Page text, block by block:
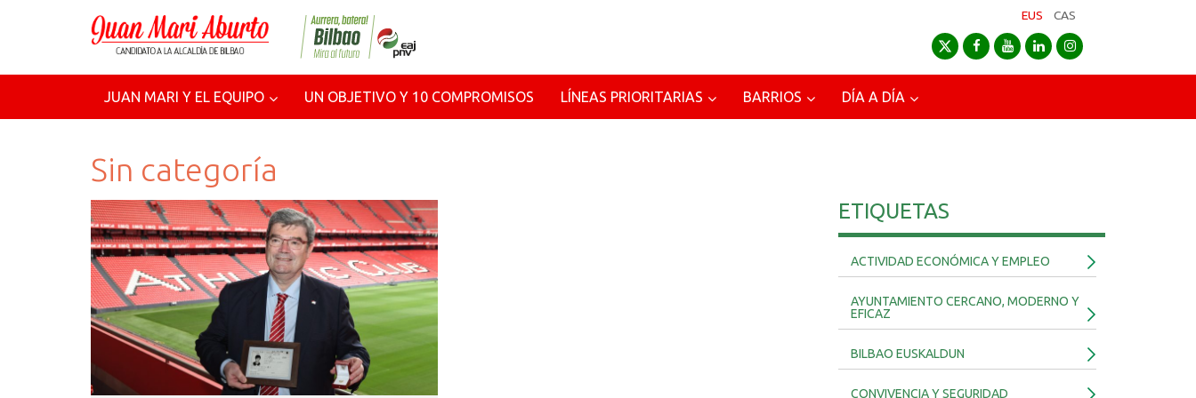
EUS CAS
JUAN MARI Y EL EQUIPO UN OBJETIVO Y 10 COMPROMISOS LÍNEAS PRIORITARIAS BARRIOS DÍA A DÍA
Sin categoría
ETIQUETAS
ACTIVIDAD ECONÓMICA Y EMPLEO
AYUNTAMIENTO CERCANO, MODERNO Y
EFICAZ
BILBAO EUSKALDUN
CONVIVENCIA Y SEGURIDAD